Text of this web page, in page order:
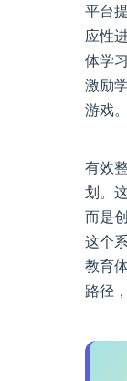
平台
应性
体学
激励
游戏。
有效
划。
而是
这个
教育
路径